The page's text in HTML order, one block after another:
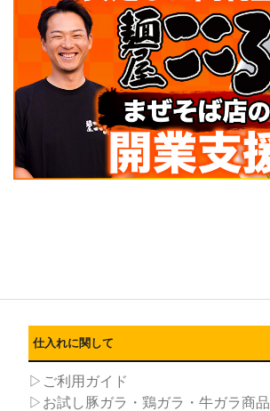
仕入れに関して
▷ご利用ガイド
▷お試し豚ガラ・鶏ガラ・牛ガラ商品